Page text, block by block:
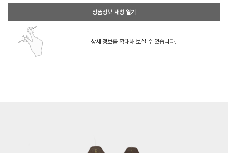
상품정보 새창 열기
상세 정보를 확대해 보실 수 있습니다.